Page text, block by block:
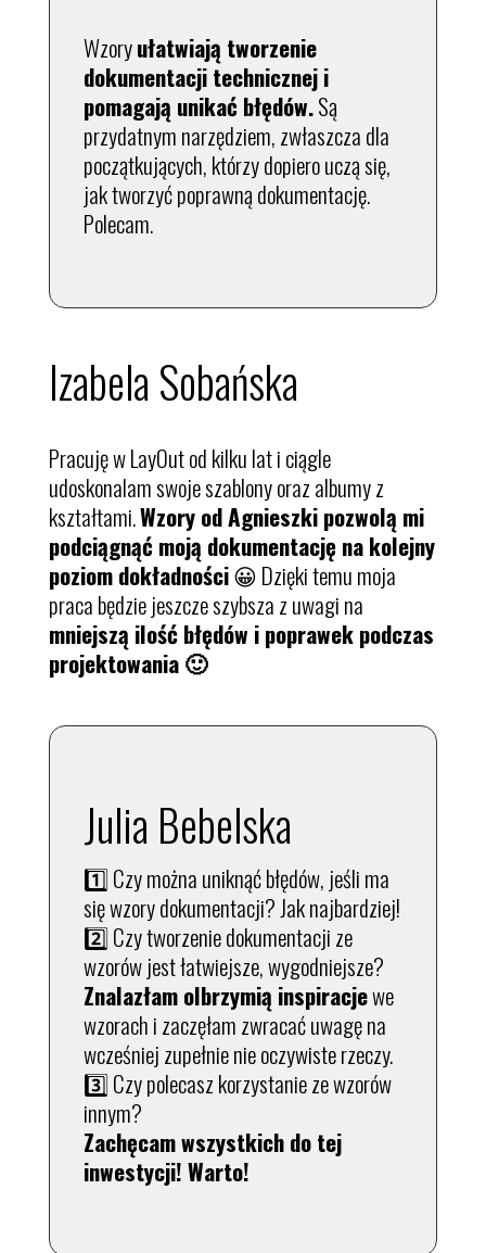
Wzoryułatwiają tworzenie
dokumentacji technicznej i
pomagają unikać błędów.Są
przydatnym narzędziem, zwłaszcza dla
początkujących, którzy dopiero uczą się,
jak tworzyć poprawną dokumentację.
Polecam.
Izabela Sobańska
Pracuję w LayOut od kilku lat i ciągle
udoskonalam swoje szablony oraz albumy z
kształtami.Wzory od Agnieszki pozwolą mi
podciągnąć moją dokumentację na kolejny
poziom dokładności😀 Dzięki temu moja
praca będzie jeszcze szybsza z uwagi na
mniejszą ilość błędów i poprawek podczas
projektowania 🙂
Julia Bebelska
1️⃣ Czy można uniknąć błędów, jeśli ma
się wzory dokumentacji? Jak najbardziej!
2️⃣ Czy tworzenie dokumentacji ze
wzorów jest łatwiejsze, wygodniejsze?
Znalazłam olbrzymią inspiracjewe
wzorach i zaczęłam zwracać uwagę na
wcześniej zupełnie nie oczywiste rzeczy.
3️⃣ Czy polecasz korzystanie ze wzorów
innym?
Zachęcam wszystkich do tej
inwestycji! Warto!